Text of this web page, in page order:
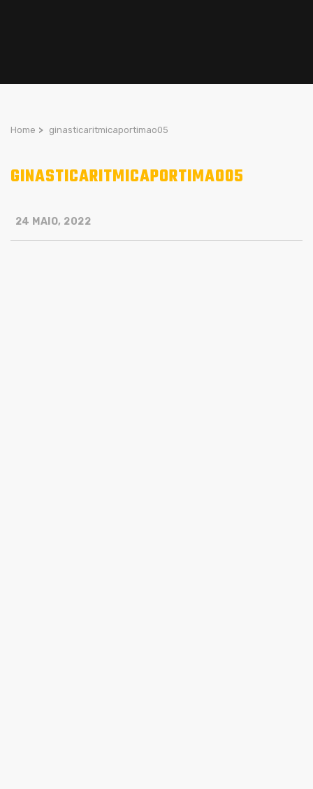
Home > ginasticaritmicaportimao05
GINASTICARITMICAPORTIMAO05
24 MAIO, 2022